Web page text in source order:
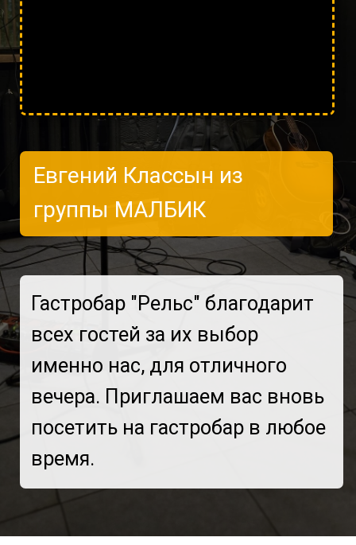
Гастробар "Рельс" благодарит
всех гостей за их выбор
именно нас, для отличного
вечера. Приглашаем вас вновь
время.